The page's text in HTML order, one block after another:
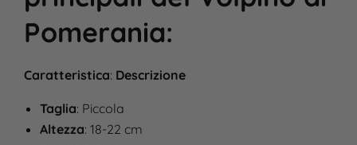
Pomerania:
Caratteristica: Descrizione
Taglia: Piccola
Altezza: 18-22 cm